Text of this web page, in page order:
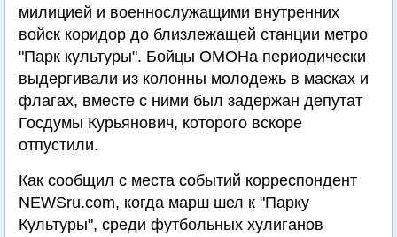
милицией и военнослужащими внутренних
войск коридор до близлежащей станции метро
"Парк культуры". Бойцы ОМОНа периодически
выдергивали из колонны молодежь в масках и
флагах, вместе с ними был задержан депутат
Госдумы Курьянович, которого вскоре
отпустили.
Как сообщил с места событий корреспондент
NEWSru.com, когда марш шел к "Парку
Культуры", среди футбольных хулиганов